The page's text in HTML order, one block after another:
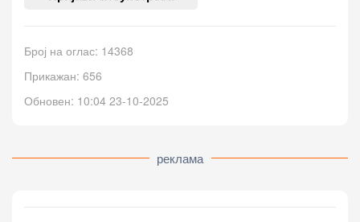
Број на оглас: 14368
Прикажан: 656
Обновен: 10:04 23-10-2025
реклама